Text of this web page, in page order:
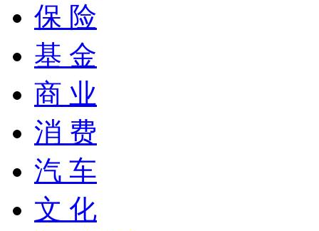
保 险
基 金
商 业
消 费
汽 车
文 化